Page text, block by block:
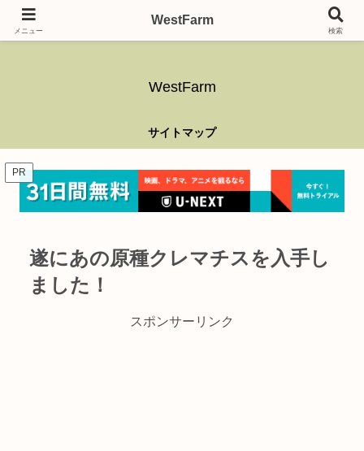
ガーデニング、アウトドア、キャンプ、釣り、乗り物、DIYなど難しい事はさ
WestFarm
サイトマップ
PR
遂にあの原種クレマチスを入手し
ました！
スポンサーリンク
メニュー
WestFarm
検索